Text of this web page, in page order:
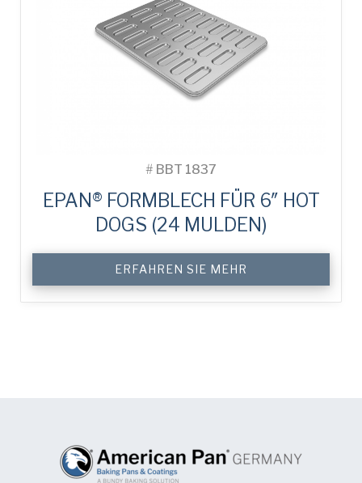
# BBT 1837
EPAN® FORMBLECH FÜR 6″ HOT
DOGS (24 MULDEN)
ERFAHREN SIE MEHR